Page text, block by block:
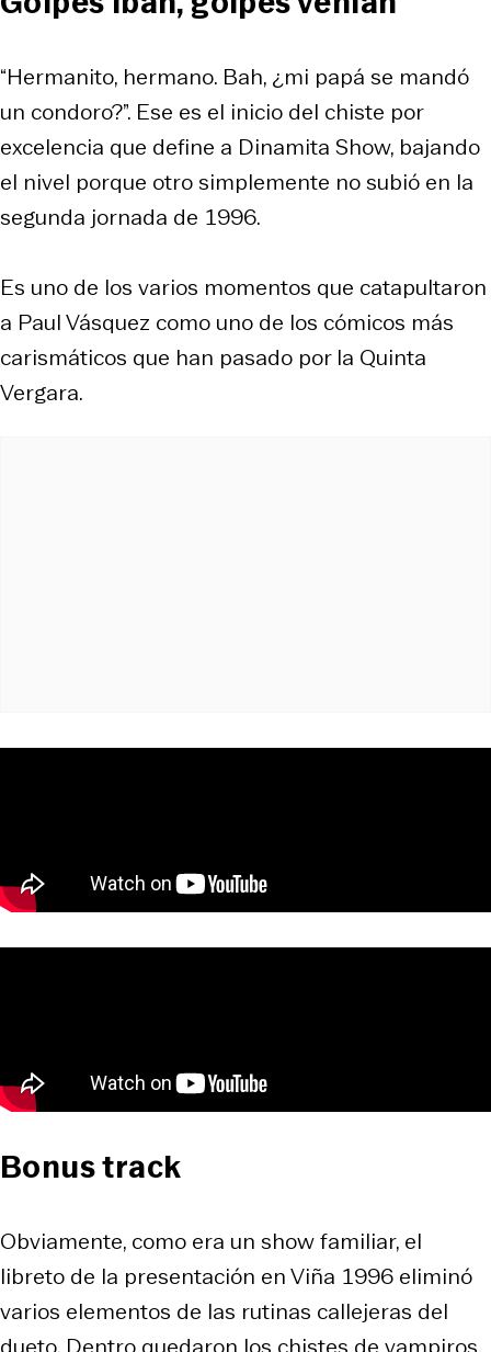
“Hermanito, hermano. Bah, ¿mi papá se mandó
un condoro?”. Ese es el inicio del chiste por
excelencia que define a Dinamita Show, bajando
el nivel porque otro simplemente no subió en la
segunda jornada de 1996.
Es uno de los varios momentos que catapultaron
a Paul Vásquez como uno de los cómicos más
carismáticos que han pasado por la Quinta
Vergara.
Bonus track
Obviamente, como era un show familiar, el
libreto de la presentación en Viña 1996 eliminó
varios elementos de las rutinas callejeras del